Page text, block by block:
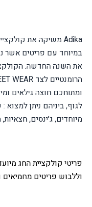
Adika
במיוחד עם פריטים אשר
את השנה החדשה.
הרומנטיים לצד WEAR
ומתוחכם חוצה גילאים
לגוף, ביניהם ניתן למצוא
מיוחדים, ג'ינסים,
פריטי קולקציית החג
וללבוש פריטים מחמיאים